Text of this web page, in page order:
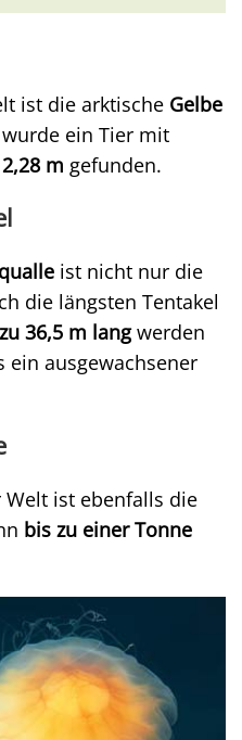
ist die arktische Gelbe
wurde ein Tier mit
m gefunden.
ist nicht nur die
die längsten Tentakel
36,5 m langwerden
ausgewachsener
ist ebenfalls die
bis zu einer Tonne